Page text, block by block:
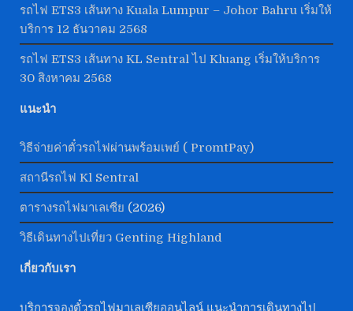
รถไฟ ETS3 เส้นทาง Kuala Lumpur – Johor Bahru เริ่มให้
บริการ 12 ธันวาคม 2568
รถไฟ ETS3 เส้นทาง KL Sentral ไป Kluang เริ่มให้บริการ
30 สิงหาคม 2568
แนะนำ
วิธีจ่ายค่าตั๋วรถไฟผ่านพร้อมเพย์ ( PromtPay)
สถานีรถไฟ Kl Sentral
ตารางรถไฟมาเลเซีย (2026)
วิธีเดินทางไปเที่ยว Genting Highland
เกี่ยวกับเรา
บริการจองตั๋วรถไฟมาเลเซียออนไลน์ แนะนำการเดินทางไป